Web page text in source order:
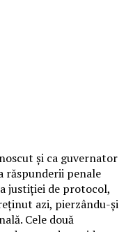
și ca guvernator
răspunderii penale
justiției de protocol,
azi, pierzându-și
Cele două